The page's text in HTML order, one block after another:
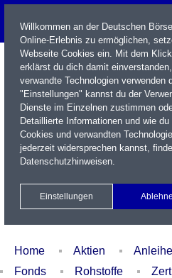
Name / WKN / ISIN / Kürzel
Xetra Realtime
Watchlist
Home Aktien
Fonds
Rohstoffe
Willkommen an der Deutschen
Online-Erlebnis zu ermöglichen,
Webseite Cookies ein. Mit dem
erklärst du dich damit
verwandte Technologien verwenden
"Einstellungen" kannst du der
Dienste im Einzelnen zustimmen
Detaillierte Informationen und wie
Cookies und verwandten
jederzeit widersprechen kannst,
Datenschutzhinweisen.
Einstellungen